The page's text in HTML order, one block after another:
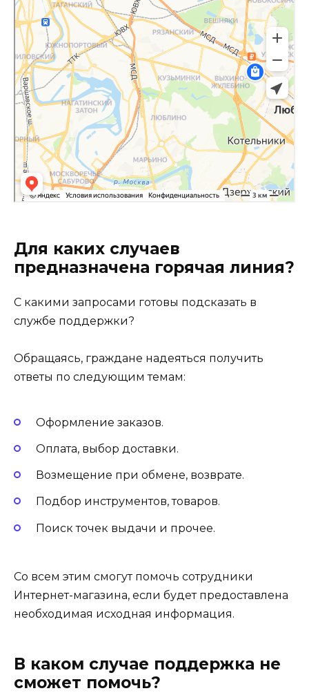
Для каких случаев
предназначена горячая линия?
С какими запросами готовы подсказать в
службе поддержки?
Обращаясь, граждане надеяться получить
ответы по следующим темам:
Оформление заказов.
Оплата, выбор доставки.
Возмещение при обмене, возврате.
Подбор инструментов, товаров.
Поиск точек выдачи и прочее.
Со всем этим смогут помочь сотрудники
Интернет-магазина, если будет предоставлена
необходимая исходная информация.
В каком случае поддержка не
сможет помочь?